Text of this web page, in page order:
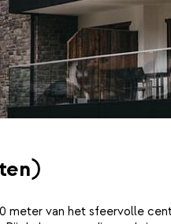
van het sfeervolle